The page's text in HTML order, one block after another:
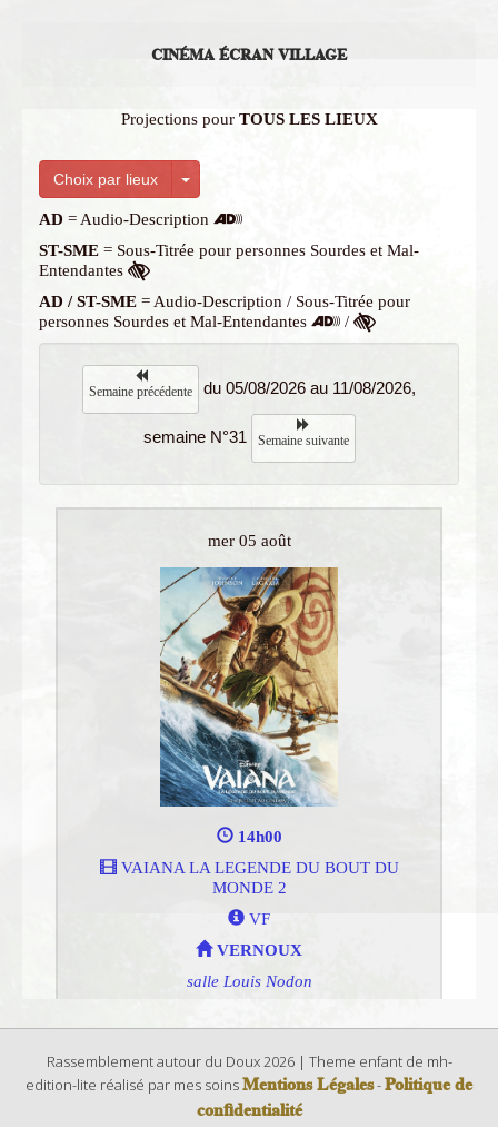
CINÉMA ÉCRAN VILLAGE
Rassemblement autour du Doux 2026 | Theme enfant de mh-
edition-lite réalisé par mes soinsMentions Légales-Politique de
confidentialité